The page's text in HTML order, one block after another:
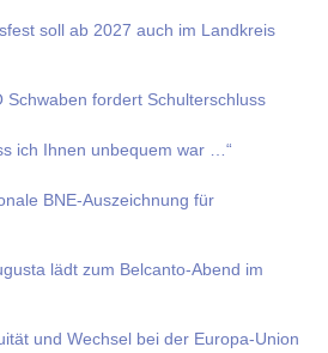
soll ab 2027 auch im Land­kreis
Schwaben fordert Schulterschluss
ich Ihnen unbequem war …“
BNE-Auszeichnung für
lädt zum Belcanto-Abend im
und Wechsel bei der Europa-Union